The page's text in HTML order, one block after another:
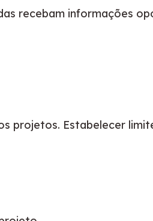
recebam informações
projetos. Estabelecer